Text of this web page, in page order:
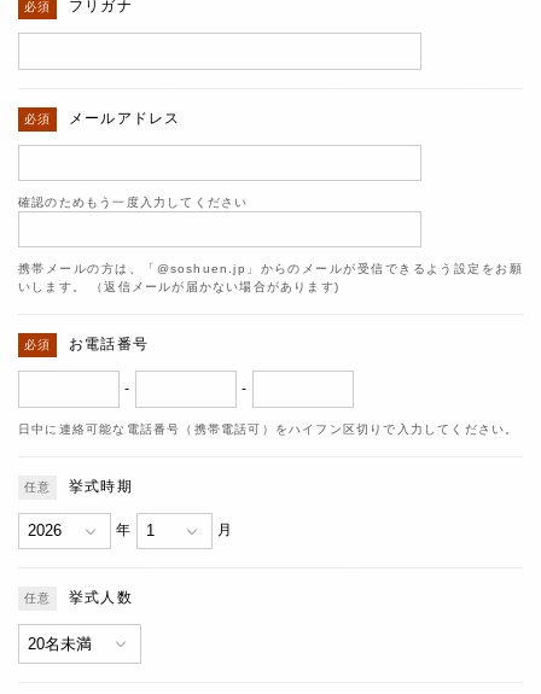
フリガナ
メールアドレス
確認のためもう一度入力してください
携帯メールの方は、「@soshuen.jp」からのメールが受信できるよう設定をお願
いします。 （返信メールが届かない場合があります)
お電話番号
- -
日中に連絡可能な電話番号（携帯電話可）をハイフン区切りで入力してください。
挙式時期
年 月
挙式人数